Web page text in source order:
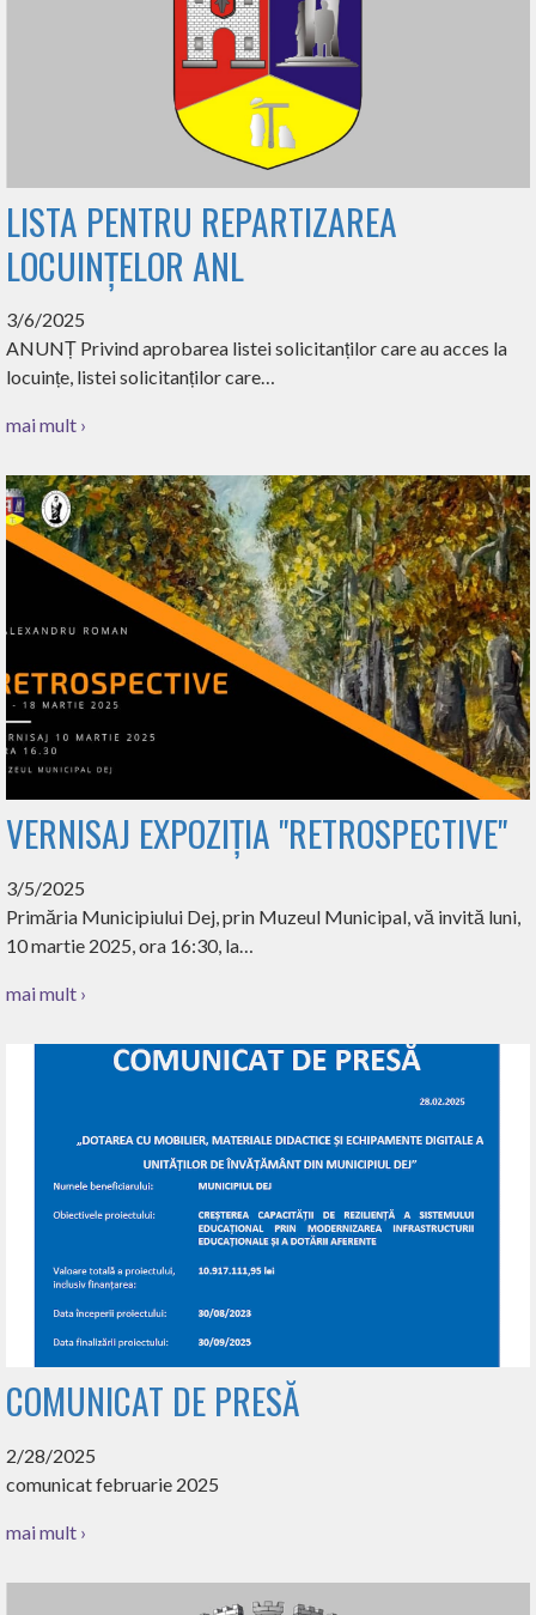
LISTA PENTRU REPARTIZAREA
LOCUINȚELOR ANL
3/6/2025
ANUNȚ Privind aprobarea listei solicitanților care au acces la
locuințe, listei solicitanților care…
mai mult ›
VERNISAJ EXPOZIȚIA "RETROSPECTIVE"
3/5/2025
Primăria Municipiului Dej, prin Muzeul Municipal, vă invită luni,
10 martie 2025, ora 16:30, la…
mai mult ›
COMUNICAT DE PRESĂ
2/28/2025
comunicat februarie 2025
mai mult ›